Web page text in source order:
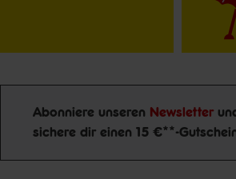
Newsletter Anmeldung
Abonniere unseren Newsletter
sichere dir einen 15 €**-